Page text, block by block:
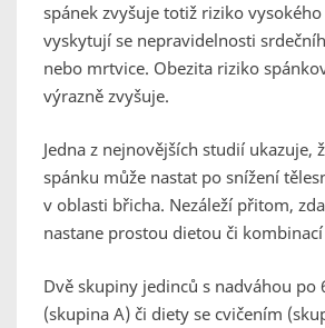
spánek zvyšuje totiž riziko
vyskytují se nepravidelnosti
nebo mrtvice. Obezita riziko
výrazně zvyšuje.
Jedna z nejnovějších studií ukazuje,
spánku může nastat po snížení
v oblasti břicha. Nezáleží přitom,
nastane prostou dietou či
Dvě skupiny jedinců s nadváhou po
(skupina A) či diety se cvičením